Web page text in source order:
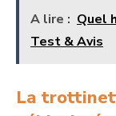
A lire : Quel
Test & Avis
La